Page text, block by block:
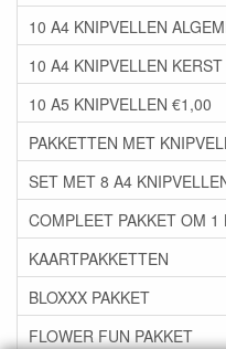
10 A4 KNIPVELLEN
10 A4 KNIPVELLEN
10 A5 KNIPVELLEN €1,00
PAKKETTEN MET
SET MET 8 A4
COMPLEET PAKKET OM 1
KAARTPAKKETTEN
BLOXXX PAKKET
FLOWER FUN PAKKET